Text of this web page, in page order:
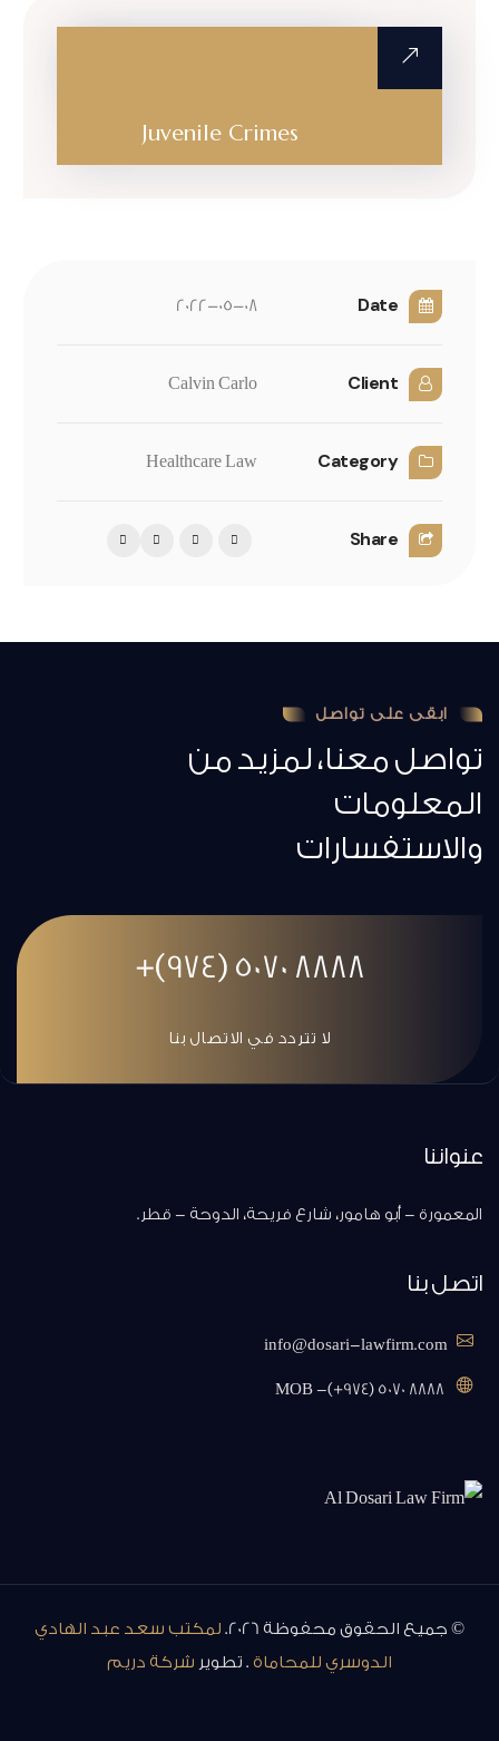
Juvenile Crimes
Date
2022-05-08
Client
Calvin Carlo
Category
Healthcare Law
Share
ابقى على تواصل
تواصل معنا، لمزيد من
المعلومات
والاستفسارات
8888 5070 (974)+
لا تتردد في الاتصال بنا
عنواننا
المعمورة - أبو هامور، شارع فريحة، الدوحة - قطر.
اتصل بنا
info@dosari-lawfirm.com
© جميع الحقوق محفوظة 2026.
لمكتب سعد عبد الهادي
الدوسري للمحاماة . تطوير شركة دريم